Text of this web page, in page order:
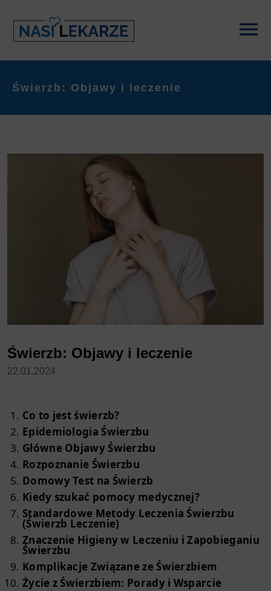
Świerzb: Objawy i leczenie
Świerzb: Objawy i leczenie
22.01.2024
Co to jest świerzb?
Epidemiologia Świerzbu
Główne Objawy Świerzbu
Rozpoznanie Świerzbu
Domowy Test na Świerzb
Kiedy szukać pomocy medycznej?
Standardowe Metody Leczenia Świerzbu
(Świerzb Leczenie)
Znaczenie Higieny w Leczeniu i Zapobieganiu
Świerzbu
Komplikacje Związane ze Świerzbiem
Życie z Świerzbiem: Porady i Wsparcie